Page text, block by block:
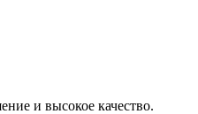
и высокое качество.